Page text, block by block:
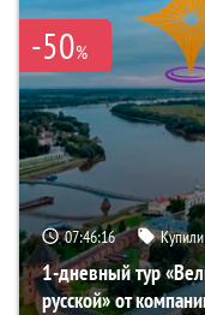
-50%
07:46:15
1-дневный тур
русской» от